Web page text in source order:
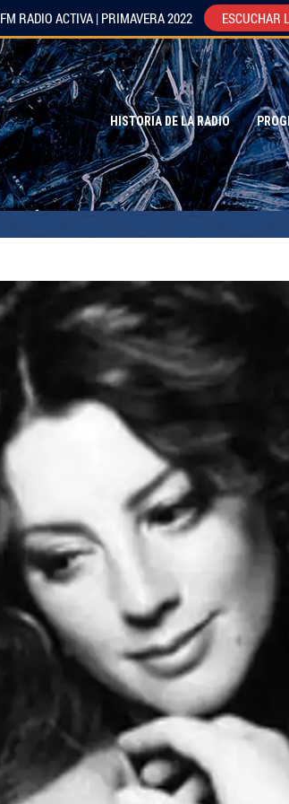
HISTORIA DE LA RADIO
FM RADIO ACTIVA | PRIMAVERA 2022 ESCUCHAR